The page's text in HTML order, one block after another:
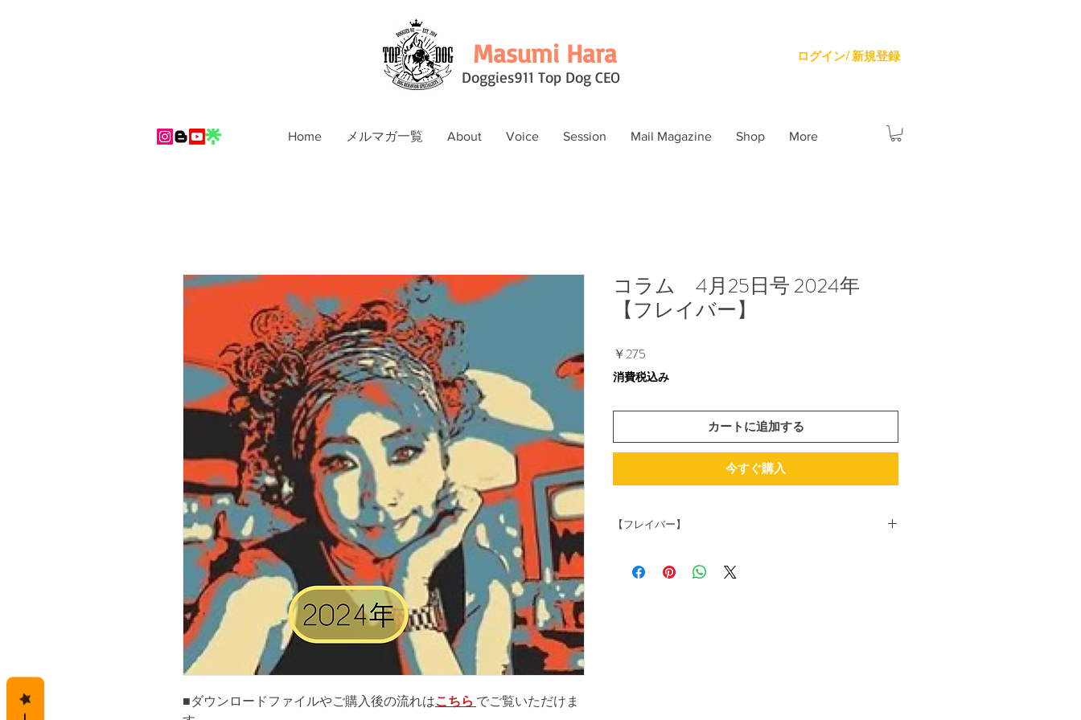
Masumi Hara
Doggies911 Top Dog CEO
ログイン/ 新規登録
Home メルマガ一覧 About Voice Session Mail Magazine Shop More
■ダウンロードファイルやご購入後の流れはこちら でご覧いただけま
コラム 4月25日号 2024年
【フレイバー】
￥275
格
消費税込み
カートに追加する
今すぐ購入
【フレイバー】
でアメリカ人から勧められることがある。